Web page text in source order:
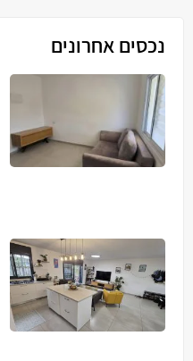
נכסים אחרונים